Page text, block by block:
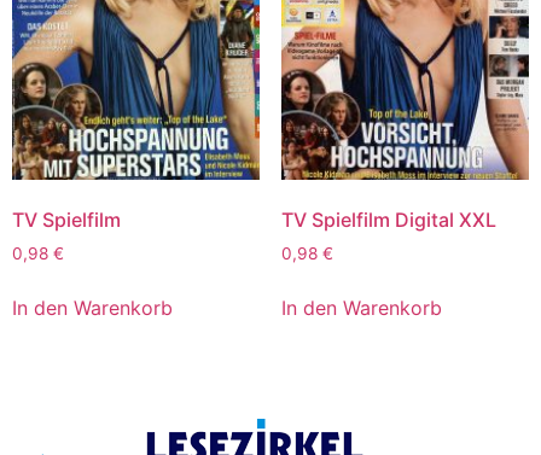
TV Spielfilm
0,98 €
In den Warenkorb
TV Spielfilm Digital XXL
0,98 €
In den Warenkorb